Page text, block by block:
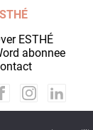
ESTHÉ
abonnee